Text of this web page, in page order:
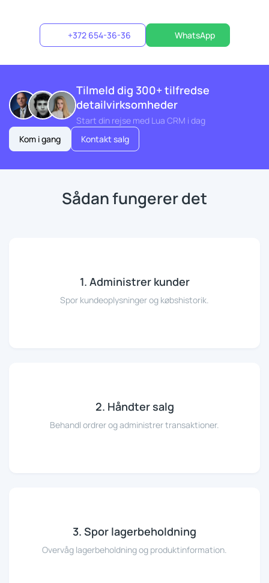
+372 654-36-36 WhatsApp
Tilmeld dig 300+ tilfredse
detailvirksomheder
Start din rejse med Lua CRM i dag
Kom i gang
Kontakt salg
Sådan fungerer det
1. Administrer kunder
Spor kundeoplysninger og købshistorik.
2. Håndter salg
Behandl ordrer og administrer transaktioner.
3. Spor lagerbeholdning
Overvåg lagerbeholdning og produktinformation.